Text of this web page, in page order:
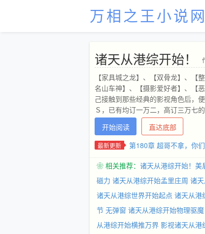
万相之王小说网
诸天从港综开始！
【家具城之龙】、【双骨龙】、
名山车神】、【摄影爱好者】、
己接触到那些经典的影视角色后，
Ｓ，已有均订一万二，高订三万七
开始阅读
直达底部
最新更新 第180章 超哥不拿，你
❀ 相关推荐： 诸天从港综开始！美
磁力 诸天从港综开始孟里庄周 诸
诸天从港综世界开始起点 诸天从港
节 无弹窗 诸天从港综开始物理驱魔
从港综开始横推万界 影视诸天从港